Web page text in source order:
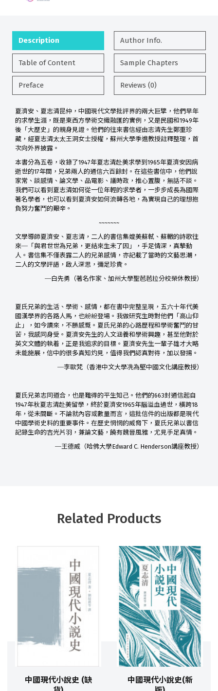
Description Author Info.
Table of Content Sample Chapters
Preface Reviews (0)
夏濟安、夏志清昆仲，中國現代文學批評界的兩大巨擘，他們早年
的求學生涯，既是東西方學術交織融匯的實例，又是民國和1949年
後「大歷史」的親身見證。他們的往來書信經由志清先生鄭重珍
藏，經夏志清太太王洞女士授權，蘇州大學季進教授註釋整理，首
次向外界披露。
本書分為五卷，收錄了1947年夏志清赴美求學到1965年夏濟安因病
逝世的17年間，兄弟兩人的通信六百餘封。在這些書信中，他們說
家常、談感情、論文學、品電影、議時政，推心置腹，無話不談。
我們可以看到夏志清如何從一位年輕的求學者，一步步成長為國際
著名學者，也可以看到夏濟安如何流轉各地，為實現自己的理想抱
負努力奮鬥的艱辛。
~~~~~~~
文學導師夏濟安、夏志清，二人的書信集媲美蘇軾、蘇轍的詩歌往
來─「與君世世為兄弟，更結來生未了因」，手足情深，真摯動
人。書信集不僅表露二人的兄弟感情，亦記載了當時的文藝思潮，
二人的文學評語，啟人深思，彌足珍貴。
─白先勇（著名作家、加州大學聖芭芭拉分校榮休教授）
夏氏兄弟的生活、學術、感情，都在書中完整呈現，五六十年代美
國漢學界的各路人馬，也紛紛登場。我做研究生時對他們「高山仰
止」，如今讀來，不勝感慨。夏氏兄弟的心路歷程和學術奮鬥的甘
苦，我感同身受。夏濟安先生的人文涵養和學術興趣，甚至他對於
英文文體的執着，正是我追求的目標。夏濟安先生一輩子雄才大略
未能施展，信中的很多真知灼見，值得我們認真對待，加以發揚。
─李歐梵（香港中文大學冼為堅中國文化講座教授）
夏氏兄弟志同道合，也是難得的平生知己。他們的663封通信起自
1947年秋夏志清赴美留學，終於夏濟安1965年腦溢血過世，橫跨18
年，從未間斷。不論就內容或數量而言，這批信件的出版都是現代
中國學術史料的重要事件。在歷史惘惘的威脅下，夏氏兄弟以書信
記錄生命的吉光片羽，兼論文藝，饒有魏晉風雅，尤見手足真情。
─王德威（哈佛大學Edward C. Henderson講座教授）
Related Products
中國現代小說史 (缺
中國現代小說史(新